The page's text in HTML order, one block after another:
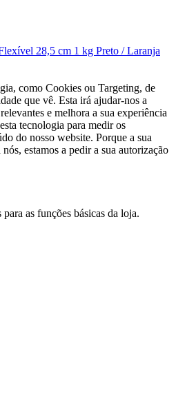
28,5 cm 1 kg Preto / Laranja
como Cookies ou Targeting, de
que vê. Esta irá ajudar-nos a
e melhora a sua experiência
tecnologia para medir os
do nosso website. Porque a sua
estamos a pedir a sua autorização
para as funções básicas da loja.